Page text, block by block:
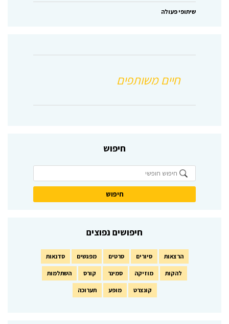
שיתופי פעולה
חיפוש
חיפושים נפוצים
הרצאות סיורים סרטים מפגשים סדנאות
להקות מוזיקה סמינר קורס השתלמות
קונצרט מופע תערוכה